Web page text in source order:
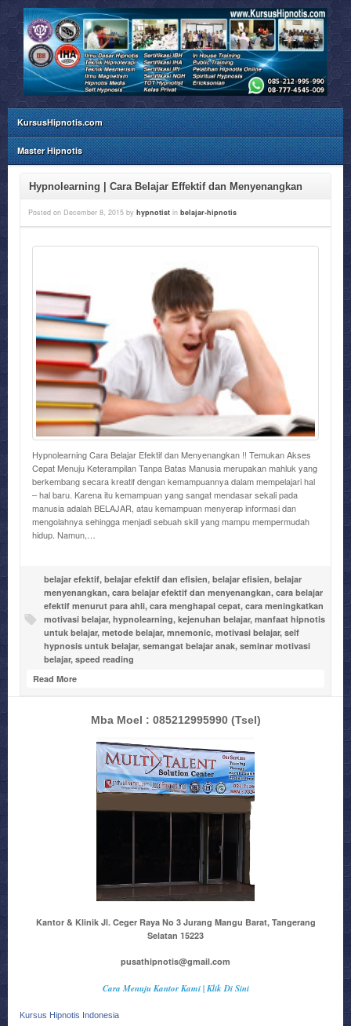
KursusHipnotis.com
Master Hipnotis
Hypnolearning | Cara Belajar Effektif dan Menyenangkan
Posted on December 8, 2015 by hypnotist in belajar-hipnotis
Hypnolearning Cara Belajar Efektif dan Menyenangkan !! Temukan Akses
Cepat Menuju Keterampilan Tanpa Batas Manusia merupakan mahluk yang
berkembang secara kreatif dengan kemampuannya dalam mempelajari hal
– hal baru. Karena itu kemampuan yang sangat mendasar sekali pada
manusia adalah BELAJAR, atau kemampuan menyerap informasi dan
mengolahnya sehingga menjadi sebuah skill yang mampu mempermudah
hidup. Namun,…
belajar efektif, belajar efektif dan efisien, belajar efisien, belajar
menyenangkan, cara belajar efektif dan menyenangkan, cara belajar
efektif menurut para ahli, cara menghapal cepat, cara meningkatkan
motivasi belajar, hypnolearning, kejenuhan belajar, manfaat hipnotis
untuk belajar, metode belajar, mnemonic, motivasi belajar, self
hypnosis untuk belajar, semangat belajar anak, seminar motivasi
belajar, speed reading
Read More
Mba Moel : 085212995990(Tsel)
Kantor & Klinik Jl. Ceger Raya No 3 Jurang Mangu Barat, Tangerang
Selatan 15223
pusathipnotis@gmail.com
Cara Menuju Kantor Kami | Klik Di Sini
Kursus Hipnotis Indonesia